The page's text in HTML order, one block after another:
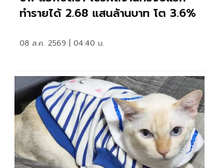
ทำรายได้ 2.68 แสนล้านบาท โต 3.6%
08 ส.ค. 2569 | 04:40 น.